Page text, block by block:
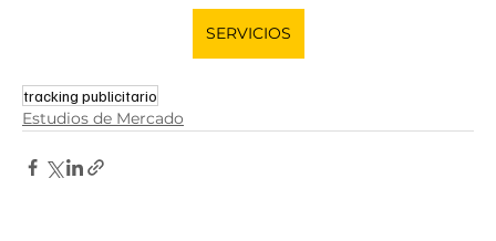
SERVICIOS
tracking publicitario
Estudios de Mercado